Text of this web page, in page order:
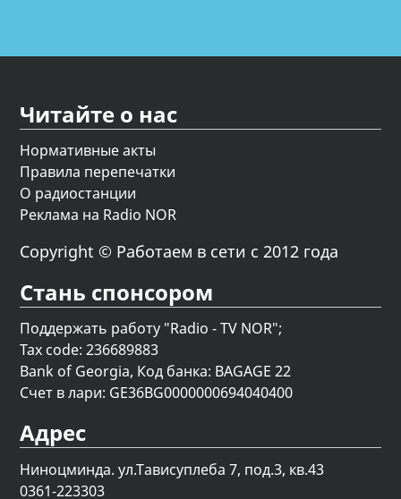
Читайте о нас
Нормативные акты
Правила перепечатки
О радиостанции
Реклама на Radio NOR
Copyright © Работаем в сети с 2012 года
Стань спонсором
Поддержать работу "Radio - TV NOR";
Tax code: 236689883
Bank of Georgia, Код банка: BAGAGE 22
Счет в лари: GE36BG0000000694040400
Адрес
Ниноцминда. ул.Тависуплеба 7, под.3, кв.43
0361-223303